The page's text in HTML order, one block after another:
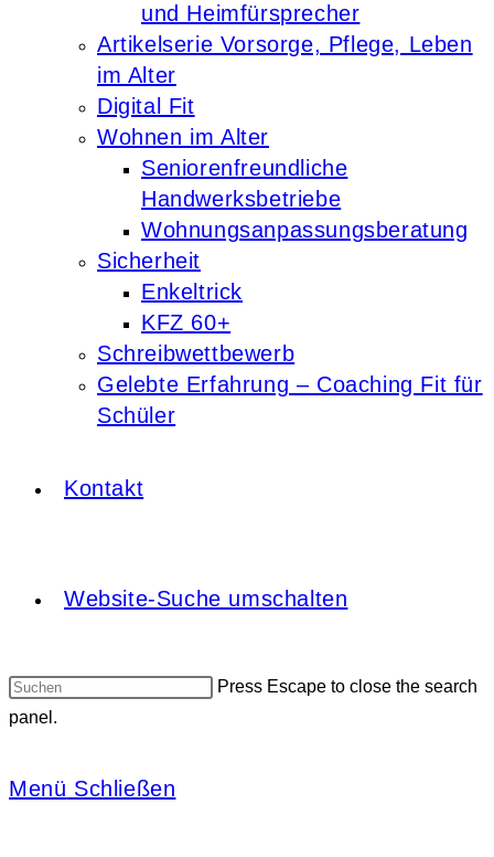
und Heimfürsprecher
Artikelserie Vorsorge, Pflege, Leben
im Alter
Digital Fit
Wohnen im Alter
Seniorenfreundliche
Handwerksbetriebe
Wohnungsanpassungsberatung
Sicherheit
Enkeltrick
KFZ 60+
Schreibwettbewerb
Gelebte Erfahrung – Coaching Fit für
Schüler
Kontakt
Website-Suche umschalten
Press Escape to close the search
panel.
Menü Schließen